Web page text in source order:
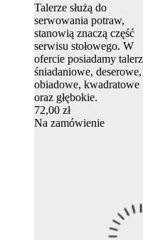
Talerze służą do
serwowania potraw,
stanowią znaczą część
serwisu stołowego. W
ofercie posiadamy
śniadaniowe, deserowe,
obiadowe, kwadratowe
oraz głębokie.
72,00 zł
Na zamówienie